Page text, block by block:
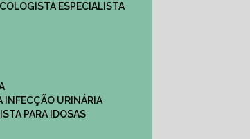
ESPECIALISTA
INFECÇÃO URINÁRIA
PARA IDOSAS